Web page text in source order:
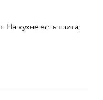
На кухне есть плита,